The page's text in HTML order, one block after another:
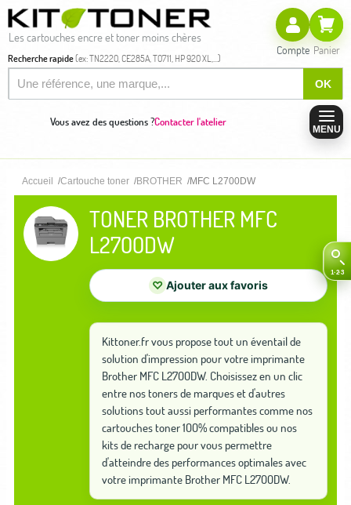
Les cartouches encre et toner moins chères
Recherche rapide(ex: TN2220, CE285A, T0711, HP 920 XL,...)
OK
Compte Panier
Vous avez des questions ?Contacter l'atelier
MENU
Accueil Cartouche toner BROTHER MFC L2700DW
TONER BROTHER MFC
L2700DW
♡ Ajouter aux favoris
Kittoner.fr vous propose tout un éventail de
solution d'impression pour votre imprimante
Brother MFC L2700DW. Choisissez en un clic
entre nos toners de marques et d'autres
solutions tout aussi performantes comme nos
cartouches toner 100% compatibles ou nos
kits de recharge pour vous permettre
d'atteindre des performances optimales avec
votre imprimante Brother MFC L2700DW.